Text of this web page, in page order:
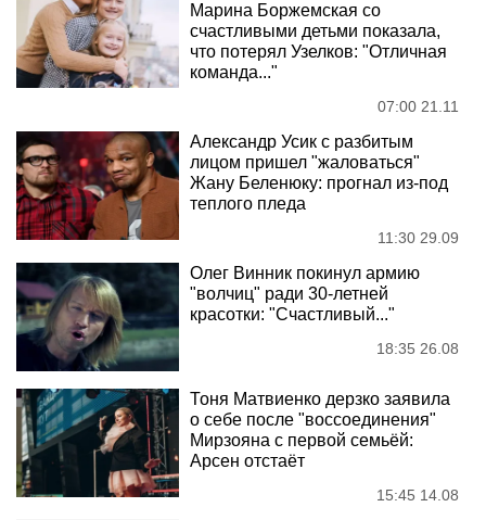
Марина Боржемская со
счастливыми детьми показала,
что потерял Узелков: "Отличная
команда..."
07:00 21.11
Александр Усик с разбитым
лицом пришел "жаловаться"
Жану Беленюку: прогнал из-под
теплого пледа
11:30 29.09
Олег Винник покинул армию
"волчиц" ради 30-летней
красотки: "Счастливый..."
18:35 26.08
Тоня Матвиенко дерзко заявила
о себе после "воссоединения"
Мирзояна с первой семьёй:
Арсен отстаёт
15:45 14.08